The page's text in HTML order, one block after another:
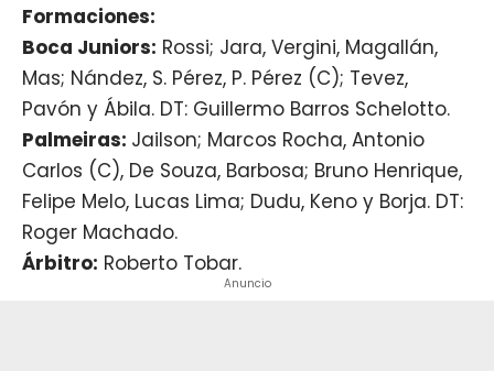
Formaciones:
Boca Juniors: Rossi; Jara, Vergini, Magallán,
Mas; Nández, S. Pérez, P. Pérez (C); Tevez,
Pavón y Ábila. DT: Guillermo Barros Schelotto.
Palmeiras: Jailson; Marcos Rocha, Antonio
Carlos (C), De Souza, Barbosa; Bruno Henrique,
Felipe Melo, Lucas Lima; Dudu, Keno y Borja. DT:
Roger Machado.
Árbitro: Roberto Tobar.
Anuncio